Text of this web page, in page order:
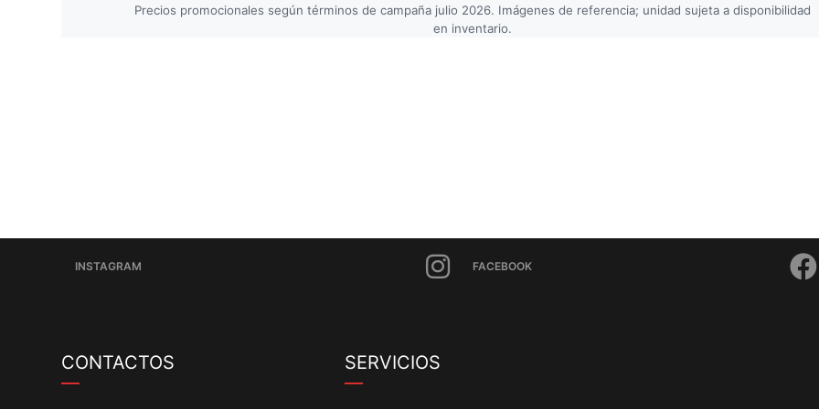
Precios promocionales según términos de campaña julio 2026. Imágenes de referencia; unidad sujeta a disponibilidad
en inventario.
INSTAGRAM FACEBOOK
CONTACTOS SERVICIOS